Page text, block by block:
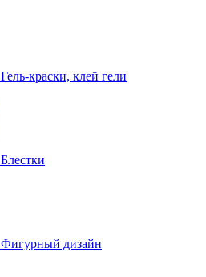
Гель-краски, клей гели
Блестки
Фигурный дизайн